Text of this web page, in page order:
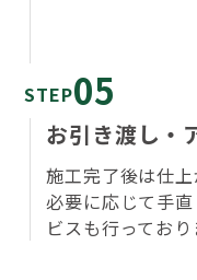
STEP05
お引き渡し・
施工完了後は仕上
必要に応じて手
ビスも行っており